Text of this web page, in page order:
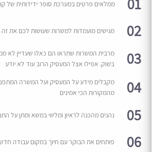
01 ממלאים פרטים במערכת סופר ידידותית של
02 מגישים מועמדות למשרות שעושות לכם את זה
03
מרבית המשרות שתראו הם כאלו שעדיין לא
בשוק. אפילו אצל המעסיק הרוב עוד לא יודע
04
מקבלים מידע על המעסיק ועל המשרה
מהמקורות הכי אמינים
05 נהנים מהכנה לראיון ומליווי במשא ומתן על
06 פותחים את הבוקר עם חיוך במקום עבודה